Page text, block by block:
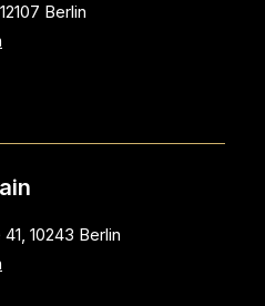
Berlin
10243 Berlin